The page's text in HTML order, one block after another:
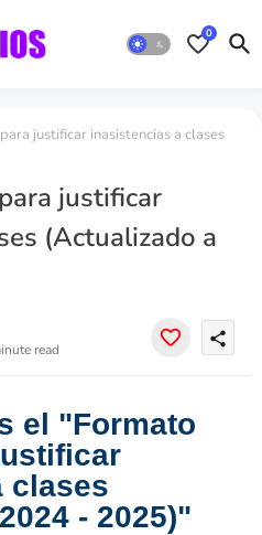
0
justificar inasistencias a clases
justificar
(Actualizado a
read
share
el "Formato
clases
- 2025)"